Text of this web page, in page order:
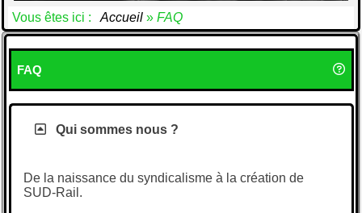
Vous êtes ici : Accueil » FAQ
FAQ
Qui sommes nous ?
De la naissance du syndicalisme à la création de
SUD-Rail.